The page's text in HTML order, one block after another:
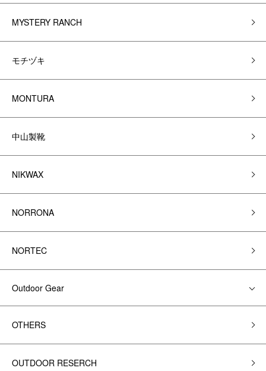
MYSTERY RANCH
モチヅキ
MONTURA
中山製靴
NIKWAX
NORRONA
NORTEC
Outdoor Gear
OTHERS
OUTDOOR RESERCH